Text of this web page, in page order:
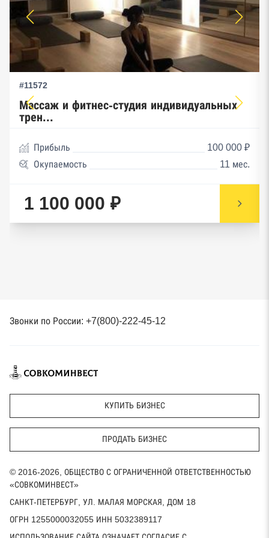
#11572
Массаж и фитнес-студия индивидуальных
трен...
Прибыль
100 000 ₽
Окупаемость
11 мес.
1 100 000 ₽
Звонки по России: +7(800)-222-45-12
КУПИТЬ БИЗНЕС
ПРОДАТЬ БИЗНЕС
© 2016-2026, ОБЩЕСТВО С ОГРАНИЧЕННОЙ ОТВЕТСТВЕННОСТЬЮ
«СОВКОМИНВЕСТ»
САНКТ-ПЕТЕРБУРГ, УЛ. МАЛАЯ МОРСКАЯ, ДОМ 18
ОГРН 1255000032055 ИНН 5032389117